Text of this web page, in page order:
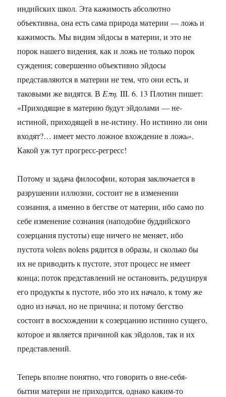
индийских школ. Эта кажимость абсолютно
объективна, она есть сама природа материи — ложь и
кажимость. Мы видим эйдосы в материи, и это не
порок нашего видения, как и ложь не только порок
суждения; совершенно объективно эйдосы
представляются в материи не тем, что они есть, и
таковыми же видятся. В Επη. III. 6. 13 Плотин пишет:
«Приходящие в материю будут эйдолами — не-
истиной, приходящей в не-истину. Но истинно ли они
входят?… имеет место ложное вхождение в ложь».
Какой уж тут прогресс-регресс!
Потому и задача философии, которая заключается в
разрушении иллюзии, состоит не в изменении
сознания, а именно в бегстве от материи, ибо само по
себе изменение сознания (наподобие буддийского
созерцания пустоты) еще ничего не меняет, ибо
пустота volens nolens рядится в образы, и сколько бы
их не приводить к пустоте, этот процесс не имеет
конца; поток представлений не остановить, редуцируя
его продукты к пустоте, ибо это их начало, к тому же
одно из начал, но не причина; и потому бегство
состоит в восхождении к созерцанию истинно сущего,
которое и является причиной как эйдолов, так и их
представлений.
Теперь вполне понятно, что говорить о вне-себя-
бытии материи не приходится, однако каким-то